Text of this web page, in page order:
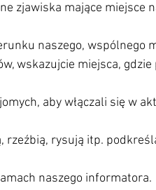
zjawiska mające miejsce
naszego, wspólnego
wskazujcie miejsca,
aby włączali się w
rzeźbią, rysują itp.
naszego informatora.